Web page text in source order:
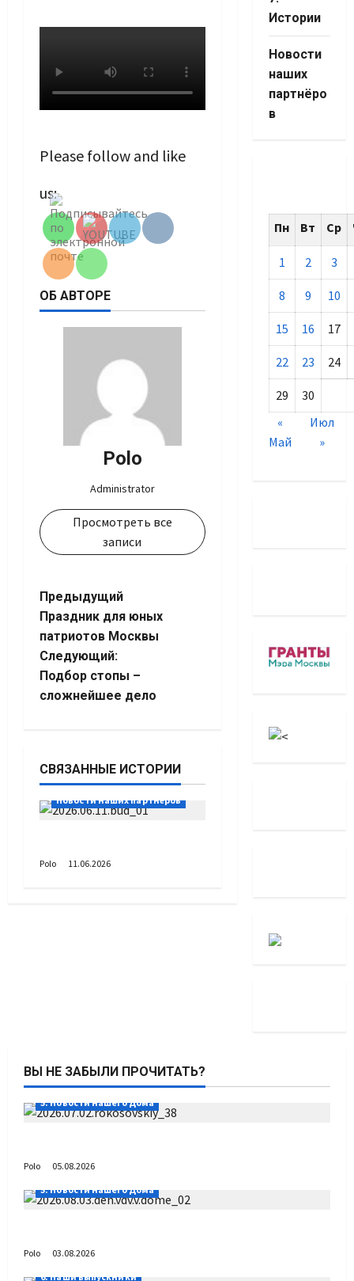
Please follow and like
us:Channel ID
ОБ АВТОРЕ
Polo
Administrator
Просмотреть все
записи
Навигация
записи
Предыдущий
Праздник для юных
патриотов Москвы
Следующий:
Подбор стопы –
сложнейшее дело
СВЯЗАННЫЕ ИСТОРИИ
Новости наших партнёров
Polo 11.06.2026
Истории
Новости
наших
партнёро
в
Пн Вт Ср
1 2 3
8 9 10
15 16 17
22 23 24
29
30
«
Май
Июл
»
ВЫ НЕ ЗАБЫЛИ ПРОЧИТАТЬ?
5. Новости нашего Дома
Polo
05.08.2026
5. Новости нашего Дома
Polo
03.08.2026
6. Наши выпускники